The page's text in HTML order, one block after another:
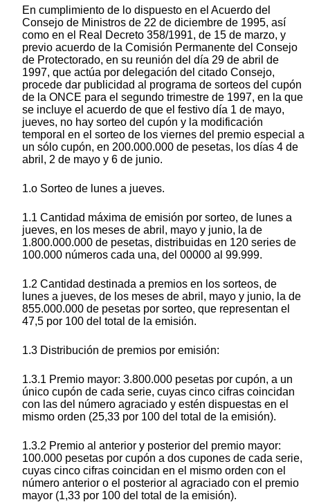
En cumplimiento de lo dispuesto en el Acuerdo del
Consejo de Ministros de 22 de diciembre de 1995, así
como en el Real Decreto 358/1991, de 15 de marzo, y
previo acuerdo de la Comisión Permanente del Consejo
de Protectorado, en su reunión del día 29 de abril de
1997, que actúa por delegación del citado Consejo,
procede dar publicidad al programa de sorteos del cupón
de la ONCE para el segundo trimestre de 1997, en la que
se incluye el acuerdo de que el festivo día 1 de mayo,
jueves, no hay sorteo del cupón y la modificación
temporal en el sorteo de los viernes del premio especial a
un sólo cupón, en 200.000.000 de pesetas, los días 4 de
abril, 2 de mayo y 6 de junio.
1.o Sorteo de lunes a jueves.
1.1 Cantidad máxima de emisión por sorteo, de lunes a
jueves, en los meses de abril, mayo y junio, la de
1.800.000.000 de pesetas, distribuidas en 120 series de
100.000 números cada una, del 00000 al 99.999.
1.2 Cantidad destinada a premios en los sorteos, de
lunes a jueves, de los meses de abril, mayo y junio, la de
855.000.000 de pesetas por sorteo, que representan el
47,5 por 100 del total de la emisión.
1.3 Distribución de premios por emisión:
1.3.1 Premio mayor: 3.800.000 pesetas por cupón, a un
único cupón de cada serie, cuyas cinco cifras coincidan
con las del número agraciado y estén dispuestas en el
mismo orden (25,33 por 100 del total de la emisión).
1.3.2 Premio al anterior y posterior del premio mayor:
100.000 pesetas por cupón a dos cupones de cada serie,
cuyas cinco cifras coincidan en el mismo orden con el
número anterior o el posterior al agraciado con el premio
mayor (1,33 por 100 del total de la emisión).